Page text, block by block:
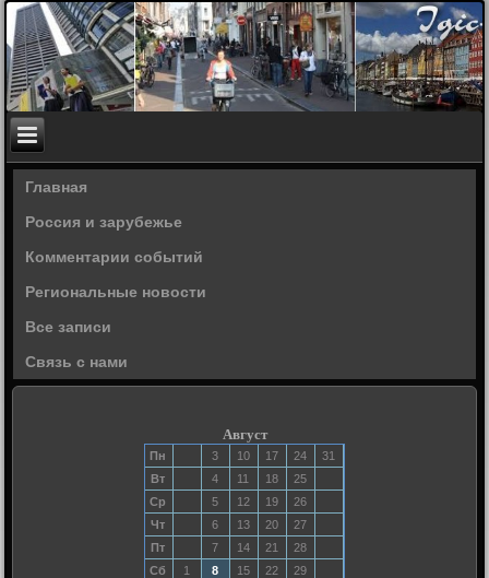
Главная
Россия и зарубежье
Комментарии событий
Региональные новости
Все записи
Связь с нами
Август
Пн 3 10 17 24
31
Вт
4 11 18
25
Ср
5 12 19
26
Чт
6 13 20
27
Пт
7 14 21
28
Сб
1 8 15 22
29